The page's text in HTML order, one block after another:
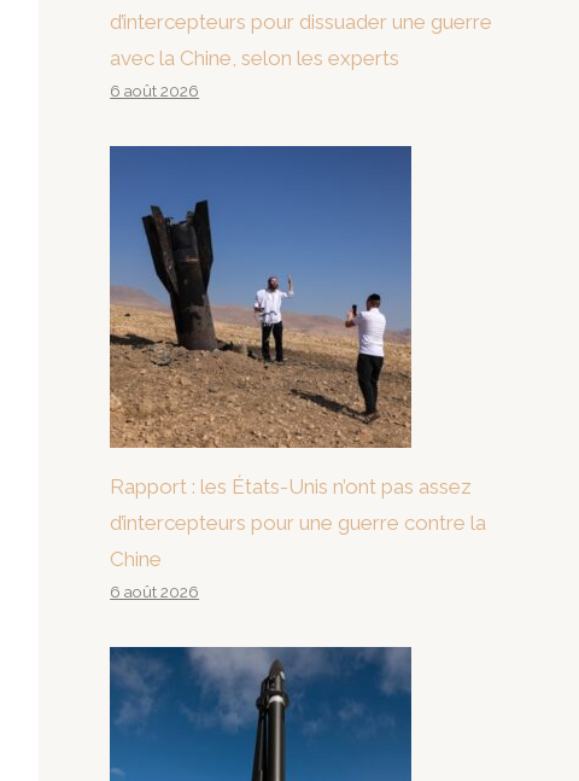
d’intercepteurs pour dissuader une guerre
avec la Chine, selon les experts
6 août 2026
Rapport : les États-Unis n’ont pas assez
d’intercepteurs pour une guerre contre la
Chine
6 août 2026